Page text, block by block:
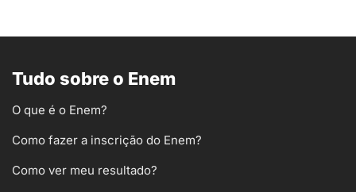
Tudo sobre o Enem
O que é o Enem?
Como fazer a inscrição do Enem?
Como ver meu resultado?